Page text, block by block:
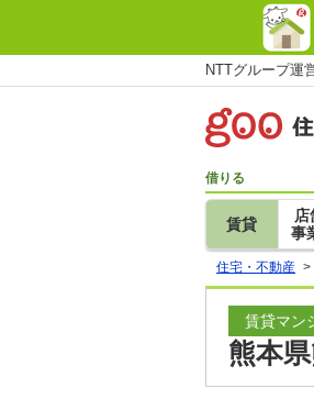
NTTグループ運
借りる
賃貸
店
事
住宅・不動産 >
賃貸マン
熊本